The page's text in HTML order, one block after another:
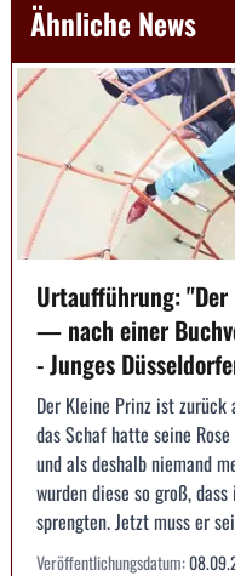
Ähnliche News
Urtaufführung:
— nach einer
- Junges
Der Kleine Prinz ist zurück
das Schaf hatte seine
und als deshalb niemand
wurden diese so groß,
sprengten. Jetzt muss er
Veröffentlichungsdatum: